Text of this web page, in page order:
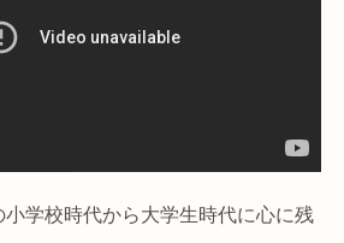
学校時代から大学生時代に心に残